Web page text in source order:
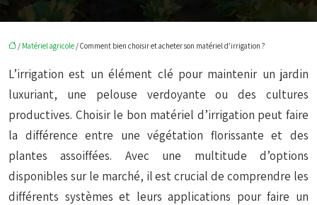
/ Matériel agricole / Comment bien choisir et acheter son matériel d’irrigation ?
L’irrigation est un élément clé pour maintenir un jardin
luxuriant, une pelouse verdoyante ou des cultures
productives. Choisir le bon matériel d’irrigation peut faire
la différence entre une végétation florissante et des
plantes assoiffées. Avec une multitude d’options
disponibles sur le marché, il est crucial de comprendre les
différents systèmes et leurs applications pour faire un